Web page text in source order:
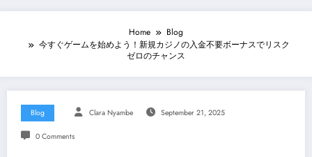
Home
Blog
今すぐゲームを始めよう！新規カジノの入金不要ボーナスでリスク
ゼロのチャンス
Blog Clara Nyambe September 21, 2025
0 Comments